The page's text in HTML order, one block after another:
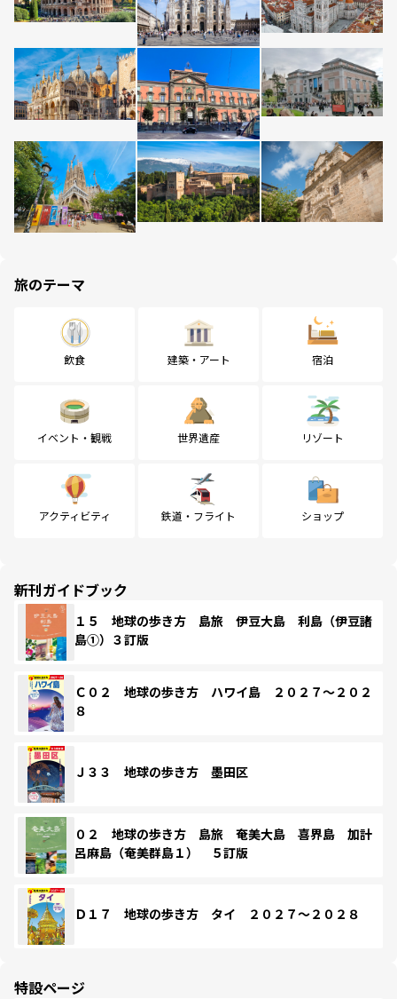
旅のテーマ
飲食 建築・アート 宿泊
イベント・観戦 世界遺産 リゾート
アクティビティ 鉄道・フライト ショップ
新刊ガイドブック
１５ 地球の歩き方 島旅 伊豆大島 利島（伊豆諸
島①）３訂版
Ｃ０２ 地球の歩き方 ハワイ島 ２０２７～２０２
８
Ｊ３３ 地球の歩き方 墨田区
０２ 地球の歩き方 島旅 奄美大島 喜界島 加計
呂麻島（奄美群島１） ５訂版
Ｄ１７ 地球の歩き方 タイ ２０２７～２０２８
特設ページ